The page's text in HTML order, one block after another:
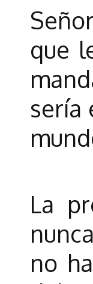
que
sería
La
no